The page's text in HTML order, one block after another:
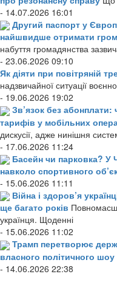
- 14.07.2026 16:01
Другий паспорт у
найшвидше отримати
набуття громадянства
- 23.06.2026 09:10
Як діяти при повітряній
надзвичайної ситуації
- 19.06.2026 19:02
Зв’язок без абонплати:
тарифів у мобільних
дискусії, адже нинішня
- 17.06.2026 11:24
Басейн чи парковка? У
навколо спортивного
- 15.06.2026 11:11
Війна і здоров’я
ще багато років
українця. Щоденні
- 15.06.2026 11:02
Трамп перетворює
власного політичного шоу
- 14.06.2026 22:38